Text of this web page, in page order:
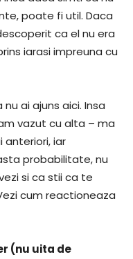
poate fi util. Daca
ca el nu era
iarasi impreuna cu
ai ajuns aici. Insa
vazut cu alta – ma
anteriori, iar
probabilitate, nu
si ca stii ca te
cum reactioneaza
(nu uita de